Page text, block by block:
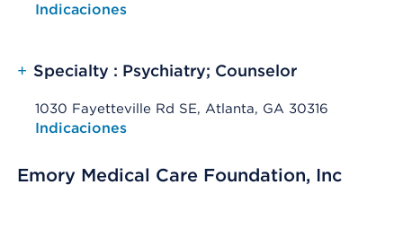
Opens native map application on mobile devices
Indicaciones
+ Specialty : Psychiatry; Counselor
1030 Fayetteville Rd SE, Atlanta, GA 30316
Opens native map application on mobile devices
Indicaciones
Emory Medical Care Foundation, Inc